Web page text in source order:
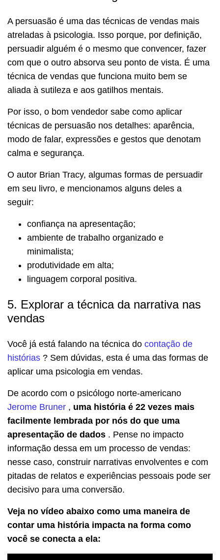
A persuasão é uma das técnicas de vendas mais
atreladas à psicologia. Isso porque, por definição,
persuadir alguém é o mesmo que convencer, fazer
com que o outro absorva seu ponto de vista. É uma
técnica de vendas que funciona muito bem se
aliada à sutileza e aos gatilhos mentais.
Por isso, o bom vendedor sabe como aplicar
técnicas de persuasão nos detalhes: aparência,
modo de falar, expressões e gestos que denotam
calma e segurança.
O autor Brian Tracy, algumas formas de persuadir
em seu livro, e mencionamos alguns deles a
seguir:
confiança na apresentação;
ambiente de trabalho organizado e
minimalista;
produtividade em alta;
linguagem corporal positiva.
5. Explorar a técnica da narrativa nas
vendas
Você já está falando na técnica do contação de
histórias ? Sem dúvidas, esta é uma das formas de
aplicar uma psicologia em vendas.
De acordo com o psicólogo norte-americano
Jerome Bruner , uma história é 22 vezes mais
facilmente lembrada por nós do que uma
apresentação de dados . Pense no impacto
informação dessa em um processo de vendas:
nesse caso, construir narrativas envolventes e com
pitadas de relatos e experiências pessoais pode ser
decisivo para uma conversão.
Veja no vídeo abaixo como uma maneira de
contar uma história impacta na forma como
você se conecta a ela: